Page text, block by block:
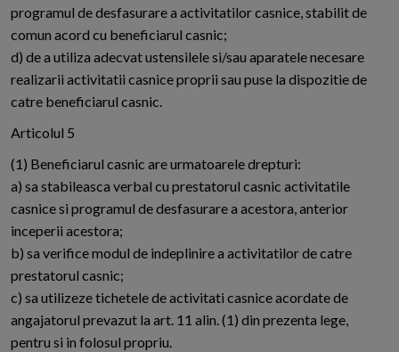
programul de desfasurare a activitatilor casnice, stabilit de
comun acord cu beneficiarul casnic;
d) de a utiliza adecvat ustensilele si/sau aparatele necesare
realizarii activitatii casnice proprii sau puse la dispozitie de
catre beneficiarul casnic.
Articolul 5
(1) Beneficiarul casnic are urmatoarele drepturi:
a) sa stabileasca verbal cu prestatorul casnic activitatile
casnice si programul de desfasurare a acestora, anterior
inceperii acestora;
b) sa verifice modul de indeplinire a activitatilor de catre
prestatorul casnic;
c) sa utilizeze tichetele de activitati casnice acordate de
angajatorul prevazut la art. 11 alin. (1) din prezenta lege,
pentru si in folosul propriu.